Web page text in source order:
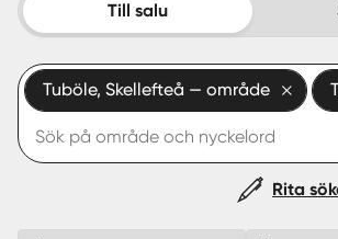
Start
Logga in
Till salu
Tuböle, Skellefteå — område
Rita